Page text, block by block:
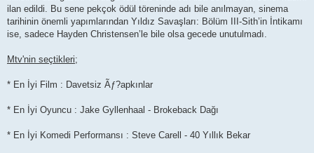
ilan edildi. Bu sene pekçok ödül töreninde adı bile anılmayan, sinema
tarihinin önemli yapımlarından Yıldız Savaşları: Bölüm III-Sith’in İntikamı
ise, sadece Hayden Christensen’le bile olsa gecede unutulmadı.
Mtv'nin seçtikleri;
* En İyi Film : Davetsiz Ãƒ?apkınlar
* En İyi Oyuncu : Jake Gyllenhaal - Brokeback Dağı
* En İyi Komedi Performansı : Steve Carell - 40 Yıllık Bekar